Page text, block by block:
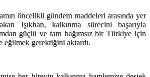
öncelikli gündem maddeleri arasında yer
Işıkhan, kalkınma sürecini başarıyla
güçlü ve tam bağımsız bir Türkiye için
eğilmek gerektiğini aktardı.